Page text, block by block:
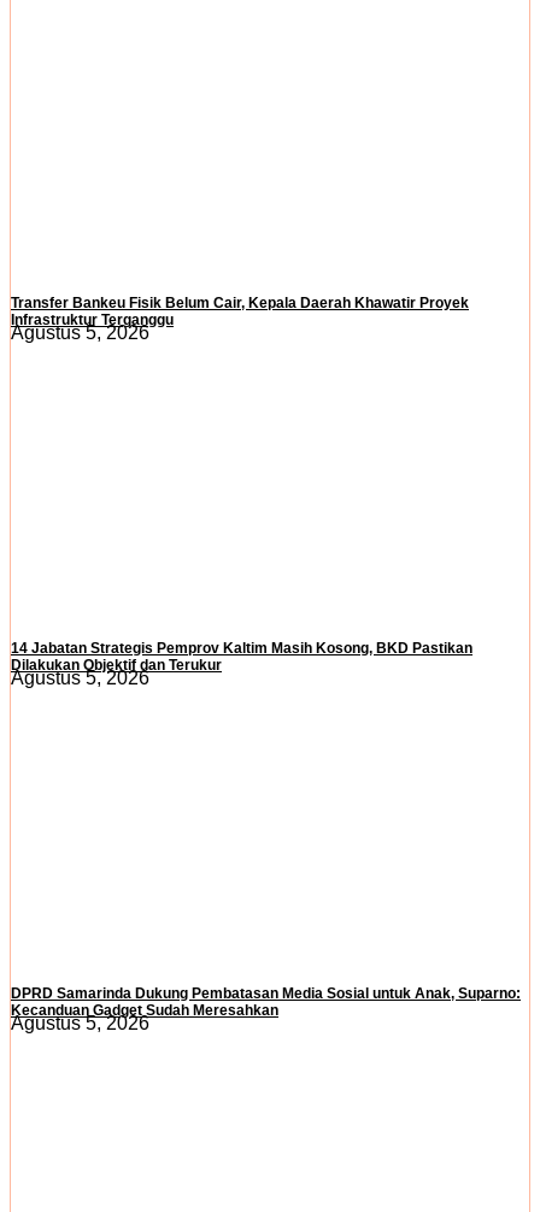
Transfer Bankeu Fisik Belum Cair, Kepala Daerah Khawatir Proyek
Infrastruktur Terganggu
Agustus 5, 2026
14 Jabatan Strategis Pemprov Kaltim Masih Kosong, BKD Pastikan
Dilakukan Objektif dan Terukur
Agustus 5, 2026
DPRD Samarinda Dukung Pembatasan Media Sosial untuk Anak, Suparno:
Kecanduan Gadget Sudah Meresahkan
Agustus 5, 2026